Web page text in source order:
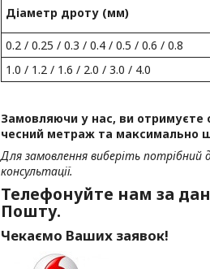
Діаметр дроту (мм)
0.2 / 0.25 / 0.3 / 0.4 / 0.5 / 0.6 / 0.8
1.0 / 1.2 / 1.6 / 2.0 / 3.0 / 4.0
Замовляючи у нас, ви отримуєте
чесний метраж та максимально
Для замовлення виберіть
консультації.
Телефонуйте нам за
Пошту.
Чекаємо Ваших заявок!